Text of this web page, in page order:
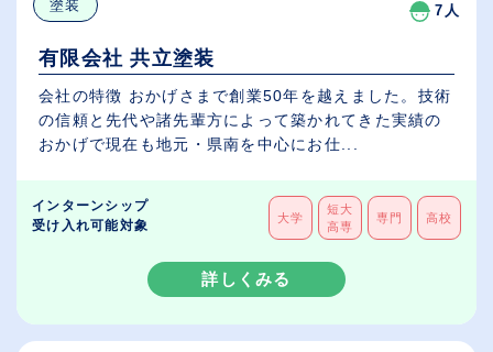
塗装 7人
有限会社 共立塗装
会社の特徴 おかげさまで創業50年を越えました。技術
の信頼と先代や諸先輩方によって築かれてきた実績の
おかげで現在も地元・県南を中心にお仕...
インターンシップ
受け入れ可能対象
大学
短大
高専
専門 高校
詳しくみる